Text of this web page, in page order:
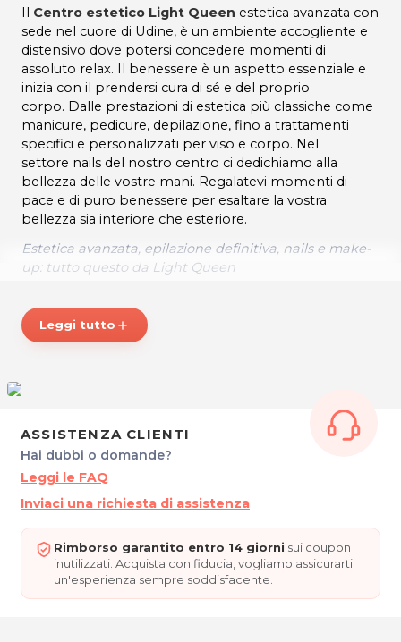
Il Centro estetico Light Queen estetica avanzata con
sede nel cuore di Udine, è un ambiente accogliente e
distensivo dove potersi concedere momenti di
assoluto relax. Il benessere è un aspetto essenziale e
inizia con il prendersi cura di sé e del proprio
corpo. Dalle prestazioni di estetica più classiche come
manicure, pedicure, depilazione, fino a trattamenti
specifici e personalizzati per viso e corpo. Nel
settore nails del nostro centro ci dedichiamo alla
bellezza delle vostre mani. Regalatevi momenti di
pace e di puro benessere per esaltare la vostra
bellezza sia interiore che esteriore.
Estetica avanzata, epilazione definitiva, nails e make-
up: tutto questo da Light Queen
Lunedì: 14:00 – 18:00
Martedì: 9:30 – 18:00
Su appuntamento
* Prezzi di listino verificati in data 08/10/2019
LIGHT QUEEN
Via Aquileia, 11/2 (Galleria Ariston)
33100 Udine
P.IVA 02695800306
Tel. 04321674419
Per ulteriori informazioni sull'offerta o sulle
Leggi tutto add
ASSISTENZA CLIENTI
Hai dubbi o domande?
Leggi le FAQ
Inviaci una richiesta di assistenza
Rimborso garantito entro 14 giorni sui coupon
inutilizzati. Acquista con fiducia, vogliamo assicurarti
un'esperienza sempre soddisfacente.